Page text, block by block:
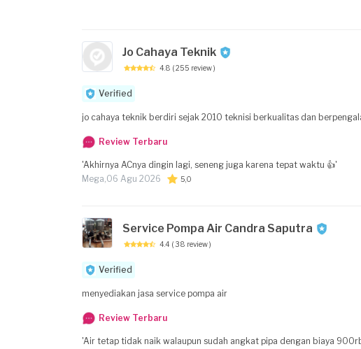
Jo Cahaya Teknik
4.8 ( 255 review )
Verified
jo cahaya teknik berdiri sejak 2010 teknisi berkualitas dan
Review Terbaru
'Akhirnya ACnya dingin lagi, seneng juga karena tepat waktu 👍'
Mega,06 Agu 2026 5,0
Service Pompa Air Candra Saputra
4.4 ( 38 review )
Verified
menyediakan jasa service pompa air
Review Terbaru
'Air tetap tidak naik walaupun sudah angkat pipa dengan biaya